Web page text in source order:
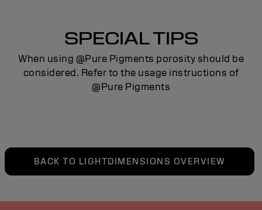
SPECIAL TIPS
When using @Pure Pigments porosity should be
considered. Refer to the usage instructions of
@Pure Pigments
BACK TO LIGHTDIMENSIONS OVERVIEW